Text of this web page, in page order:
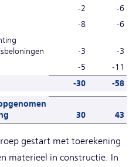
-2
-6
-8
-6
-3
-3
-5
-11
-30 -58
30 43
gestart met toerekening
materieel in constructie. In